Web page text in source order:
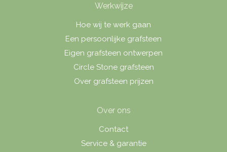
Werkwijze
Hoe wij te werk gaan
Een persoonlijke grafsteen
Eigen grafsteen ontwerpen
Circle Stone grafsteen
Over grafsteen prijzen
Over ons
Contact
Service & garantie